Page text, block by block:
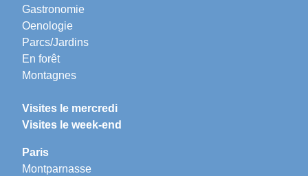
Gastronomie
Oenologie
Parcs/Jardins
En forêt
Montagnes
Visites le mercredi
Visites le week-end
Paris
Montparnasse